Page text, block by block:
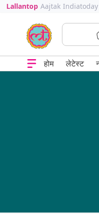
Lallantop Aajtak Indiatoday
होम लेटेस्ट